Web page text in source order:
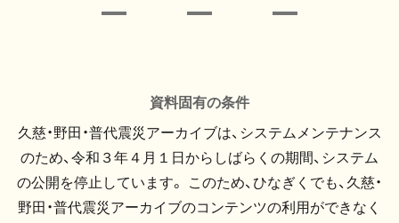
資料固有の条件
久慈・野田・普代震災アーカイブは、システムメンテナンス
のため、令和３年４月１日からしばらくの期間、システム
の公開を停止しています。 このため、ひなぎくでも、久慈・
野田・普代震災アーカイブのコンテンツの利用ができなく